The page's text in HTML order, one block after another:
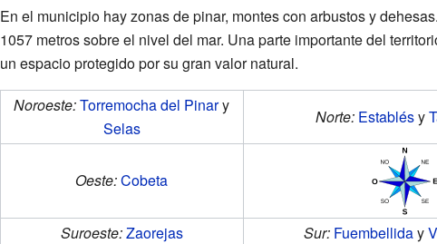
En el municipio hay zonas de pinar, montes con arbustos y
1057 metros sobre el nivel del mar. Una parte importante del
un espacio protegido por su gran valor natural.
Noroeste:Torremocha del Pinary
Selas
Norte: Establésy
Oeste:Cobeta
Suroeste:Zaorejas Sur: Fuembelliday